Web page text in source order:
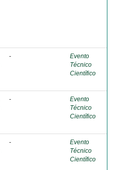
-
Evento
Técnico
Científico
-
Evento
Técnico
Científico
-
Evento
Técnico
Científico